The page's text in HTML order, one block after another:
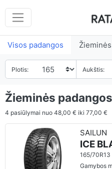
Visos padangos
Plotis: Aukštis:
Žieminės
4 pasiūlymai nuo 48,00 € iki 77,00 €
SAILUN
ICE
165/70R13
Gamybos